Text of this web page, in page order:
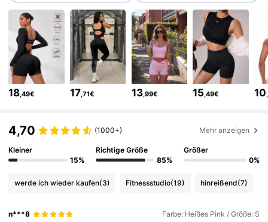
4,84 280K Follower
4,84 280K Follower
4,84 280K Follower
4,84 280K Follower
4,84 280K Follower
18 ,49€ 17 ,71€ 13,99€ 15 ,49€ 10
4,70 (1000+) Mehr anzeigen
Kleiner
15%
Richtige Größe
85%
Größer
0%
werde ich wieder kaufen(3) Fitnessstudio(19) hinreißend(7)
n***8 Farbe: Heißes Pink / Größe: S